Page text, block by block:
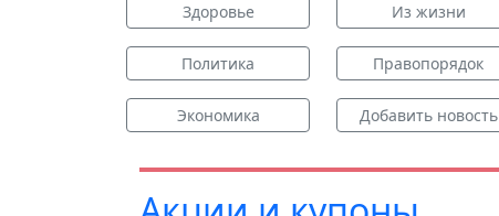
Здоровье Из жизни
Политика Правопорядок
Экономика Добавить новость